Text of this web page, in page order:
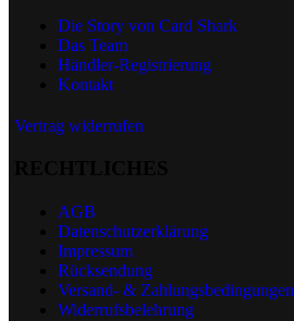
Die Story von Card Shark
Das Team
Händler-Registrierung
Kontakt
Vertrag widerrufen
AGB
Datenschutzerklärung
Impressum
Rücksendung
Versand- & Zahlungsbedingungen
Widerrufsbelehrung